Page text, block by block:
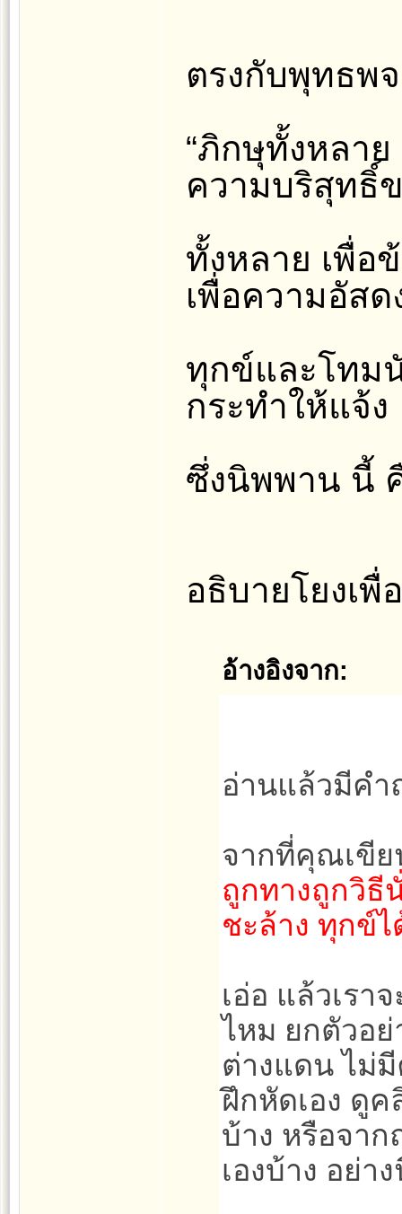
ตรงกับพุทธพ
“ภิกษุทั้งหลาย
ความบริสุทธิ์
ทั้งหลาย เพื่อ
เพื่อความอัสด
ทุกข์และโทม
กระทำให้แจ้ง
ซึ่งนิพพาน นี้
อธิบายโยงเ
อ้างอิงจาก:
อ่านแล้วมีคำ
จากที่คุณเขี
ถูกทางถูกวิธี
ชะล้าง ทุกข์
เอ่อ แล้วเรา
ไหม ยกตัวอย่
ต่างแดน ไม่
ฝึกหัดเอง ดูค
บ้าง หรือจา
เองบ้าง อย่า